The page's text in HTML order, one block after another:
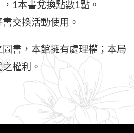
1本書兌換點數1點。
交換活動使用。
書，本館擁有處理權；本局
權利。